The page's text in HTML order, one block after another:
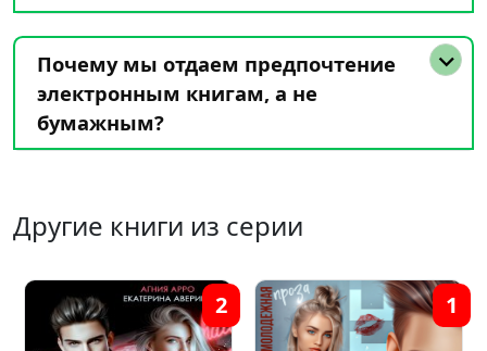
Почему мы отдаем предпочтение
электронным книгам, а не
бумажным?
Другие книги из серии
2 1